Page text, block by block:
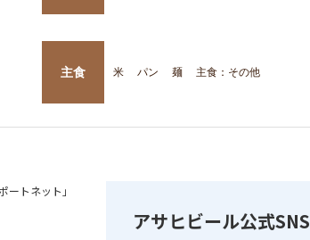
主食 米 パン 麺 主食：その他
ートネット」
アサヒビール公式SNS